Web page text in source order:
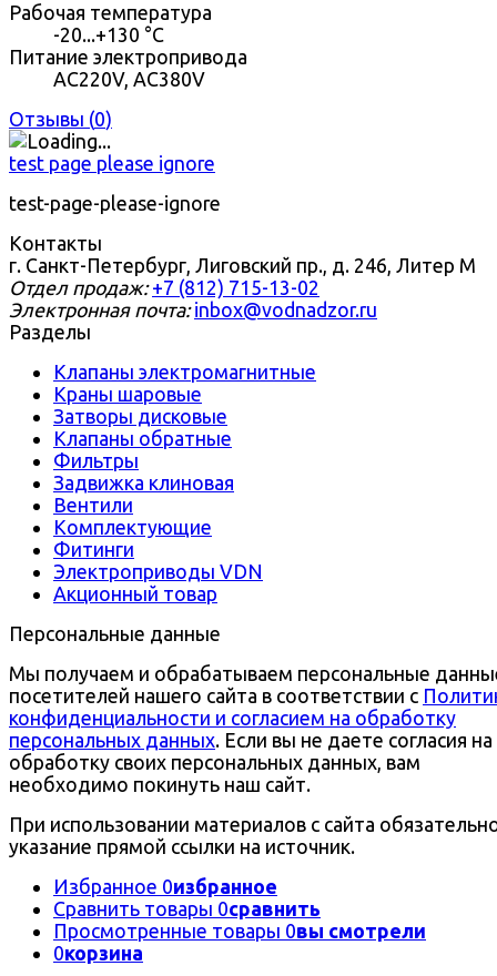
Рабочая температура
-20...+130 °С
Питание электропривода
AC220V, AC380V
Отзывы (0)
test page please ignore
test-page-please-ignore
Контакты
г. Санкт-Петербург, Лиговский пр., д. 246, Литер М
Отдел продаж: +7 (812) 715-13-02
Электронная почта: inbox@vodnadzor.ru
Разделы
Клапаны электромагнитные
Краны шаровые
Затворы дисковые
Клапаны обратные
Фильтры
Задвижка клиновая
Вентили
Комплектующие
Фитинги
Электроприводы VDN
Акционный товар
Персональные данные
Мы получаем и обрабатываем персональные
посетителей нашего сайта в соответствии с
конфиденциальности и согласием на обработку
персональных данных. Если вы не даете согласия на
обработку своих персональных данных, вам
необходимо покинуть наш сайт.
При использовании материалов с сайта
указание прямой ссылки на источник.
Избранное 0избранное
Сравнить товары 0сравнить
Просмотренные товары 0вы смотрели
0корзина